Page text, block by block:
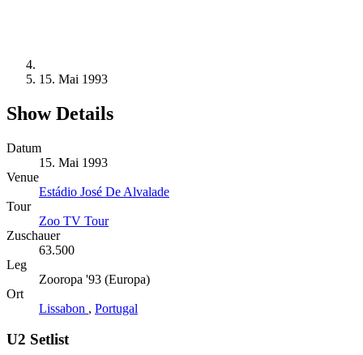
15. Mai 1993
Show Details
Datum
15. Mai 1993
Venue
Estádio José De Alvalade
Tour
Zoo TV Tour
Zuschauer
63.500
Leg
Zooropa '93 (Europa)
Ort
Lissabon , Portugal
U2 Setlist